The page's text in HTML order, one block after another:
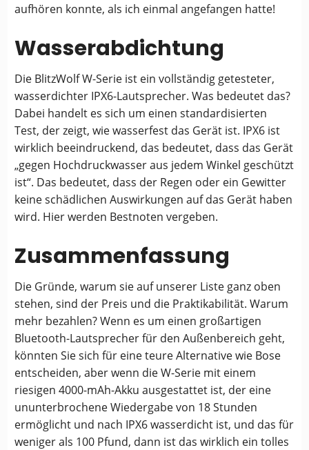
aufhören konnte, als ich einmal angefangen hatte!
Wasserabdichtung
Die BlitzWolf W-Serie ist ein vollständig getesteter,
wasserdichter IPX6-Lautsprecher. Was bedeutet das?
Dabei handelt es sich um einen standardisierten
Test, der zeigt, wie wasserfest das Gerät ist. IPX6 ist
wirklich beeindruckend, das bedeutet, dass das Gerät
„gegen Hochdruckwasser aus jedem Winkel geschützt
ist“. Das bedeutet, dass der Regen oder ein Gewitter
keine schädlichen Auswirkungen auf das Gerät haben
wird. Hier werden Bestnoten vergeben.
Zusammenfassung
Die Gründe, warum sie auf unserer Liste ganz oben
stehen, sind der Preis und die Praktikabilität. Warum
mehr bezahlen? Wenn es um einen großartigen
Bluetooth-Lautsprecher für den Außenbereich geht,
könnten Sie sich für eine teure Alternative wie Bose
entscheiden, aber wenn die W-Serie mit einem
riesigen 4000-mAh-Akku ausgestattet ist, der eine
ununterbrochene Wiedergabe von 18 Stunden
ermöglicht und nach IPX6 wasserdicht ist, und das für
weniger als 100 Pfund, dann ist das wirklich ein tolles